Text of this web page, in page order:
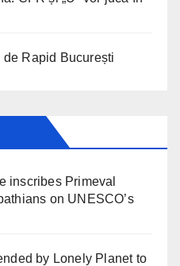
Rapid București
inscribes Primeval
on UNESCO’s
by Lonely Planet to